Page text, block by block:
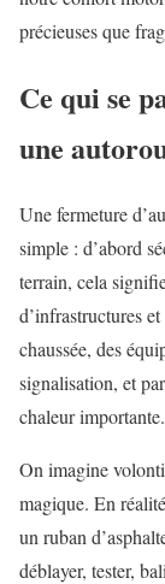
précieuses que
Ce qui se
une
Une fermeture
simple : d’abord
terrain, cela
d’infrastructures
chaussée, des
signalisation, et
chaleur importante.
On imagine
magique. En
un ruban
déblayer, tester,